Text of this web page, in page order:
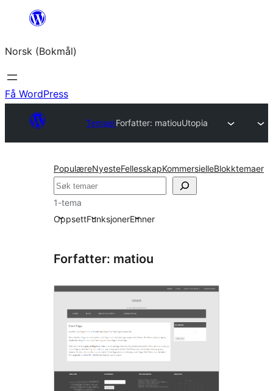
Hopp
innhold
Norsk (Bokmål)
Få WordPress
TemaerForfatter: matiouUtopia
PopulæreNyesteFellesskapKommersielleBlokktemaer
Søk
1-tema
OppsettFunksjonerEmner
Forfatter: matiou